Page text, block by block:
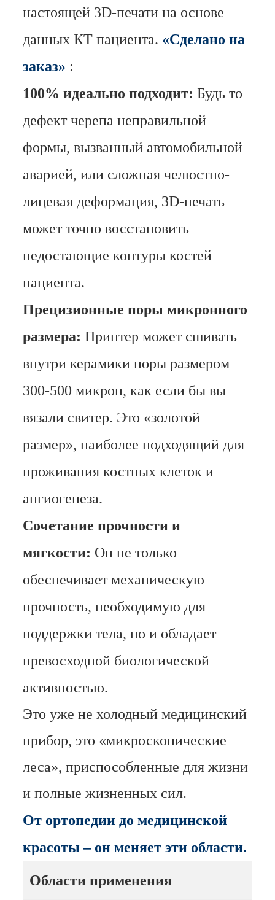
настоящей 3D-печати на основе
данных КТ пациента. «Сделано на
заказ» :
100% идеально подходит: Будь то
дефект черепа неправильной
формы, вызванный автомобильной
аварией, или сложная челюстно-
лицевая деформация, 3D-печать
может точно восстановить
недостающие контуры костей
пациента.
Прецизионные поры микронного
размера:Принтер может сшивать
внутри керамики поры размером
300-500 микрон, как если бы вы
вязали свитер. Это «золотой
размер», наиболее подходящий для
проживания костных клеток и
ангиогенеза.
Сочетание прочности и
мягкости: Он не только
обеспечивает механическую
прочность, необходимую для
поддержки тела, но и обладает
превосходной биологической
активностью.
Это уже не холодный медицинский
прибор, это «микроскопические
леса», приспособленные для жизни
и полные жизненных сил.
От ортопедии до медицинской
красоты – он меняет эти области.
Области применения